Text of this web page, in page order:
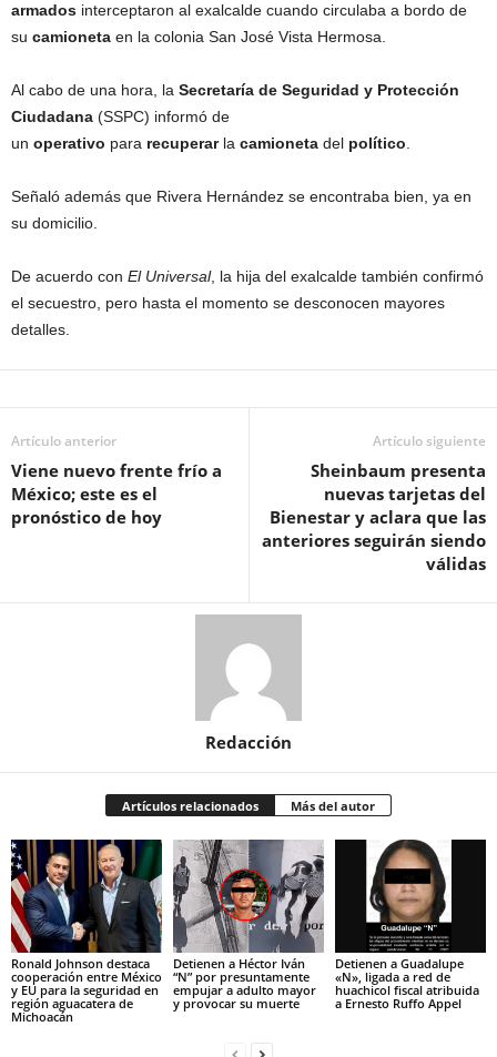
armados interceptaron al exalcalde cuando circulaba a bordo de
su camioneta en la colonia San José Vista Hermosa.
Al cabo de una hora, la Secretaría de Seguridad y Protección
Ciudadana (SSPC) informó de
un operativo para recuperarla camioneta del político
Señaló además que Rivera Hernández se encontraba bien, ya en
su domicilio.
De acuerdo con El Universal, la hija del exalcalde también confirmó
el secuestro, pero hasta el momento se desconocen mayores
detalles.
Artículo anterior
Viene nuevo frente frío a
México; este es el
pronóstico de hoy
Artículo siguiente
Sheinbaum presenta
nuevas tarjetas del
Bienestar y aclara que las
anteriores seguirán siendo
válidas
Redacción
Artículos relacionados Más del autor
Ronald Johnson destaca
cooperación entre México
y EU para la seguridad en
región aguacatera de
Michoacán
Detienen a Héctor Iván
“N” por presuntamente
empujar a adulto mayor
y provocar su muerte
Detienen a Guadalupe
«N», ligada a red de
huachicol fiscal atribuida
a Ernesto Ruffo Appel